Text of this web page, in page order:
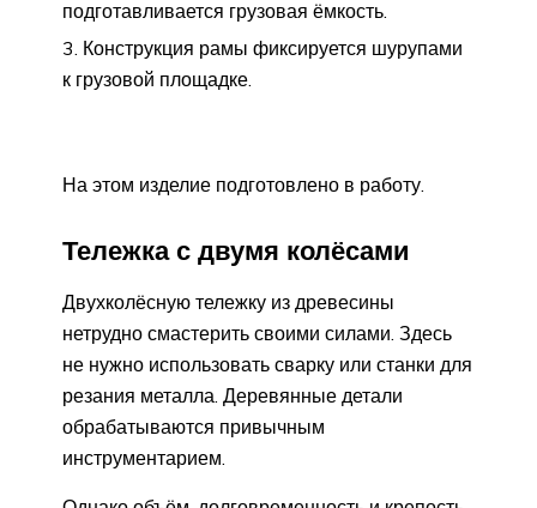
подготавливается грузовая ёмкость.
Конструкция рамы фиксируется шурупами
к грузовой площадке.
На этом изделие подготовлено в работу.
Тележка с двумя колёсами
Двухколёсную тележку из древесины
нетрудно смастерить своими силами. Здесь
не нужно использовать сварку или станки для
резания металла. Деревянные детали
обрабатываются привычным
инструментарием.